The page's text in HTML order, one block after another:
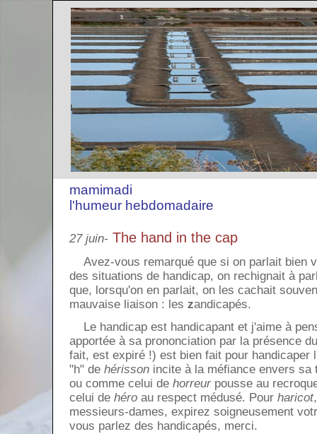
mamimadi
l'humeur hebdomadaire
27 juin- The hand in the cap
Avez-vous remarqué que si on parlait bien
des situations de handicap, on rechignait à
que, lorsqu'on en parlait, on les cachait
mauvaise liaison : les zandicapés.
Le handicap est handicapant et j'aime à
apportée à sa prononciation par la présence
fait, est expiré !) est bien fait pour handicaper
"h" de hérisson incite à la méfiance envers sa
ou comme celui de horreur pousse au
celui de héro au respect médusé. Pour haricot
messieurs-dames, expirez soigneusement
vous parlez des handicapés, merci.